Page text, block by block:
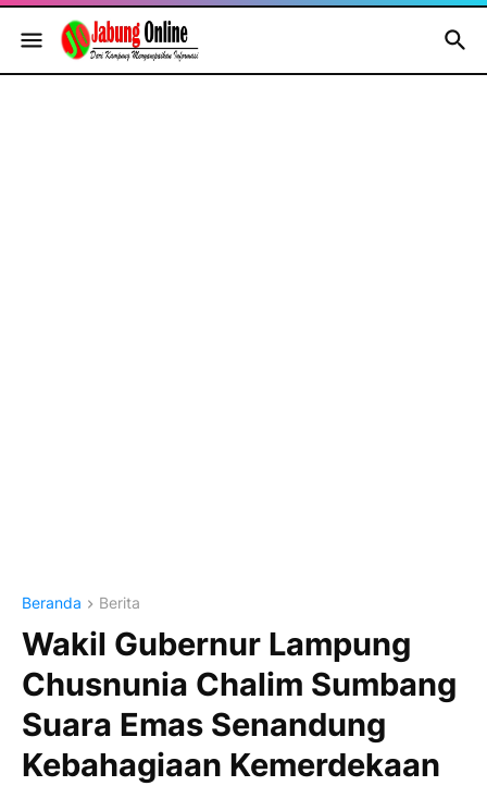
Beranda Berita
Wakil Gubernur Lampung
Chusnunia Chalim Sumbang
Suara Emas Senandung
Kebahagiaan Kemerdekaan